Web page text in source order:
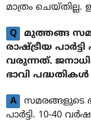
മാത്രം
Q
മുത്തങ്ങ
രാഷ്ട്രീയ
വരുന്നത്.
ഭാവി
A
സമരങ്ങളുടെ
പാർട്ടി. 10-40